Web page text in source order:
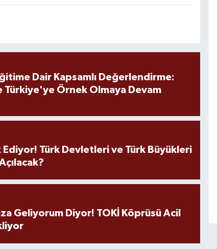
Dair Kapsamlı Değerlendirme:
Örnek Olmaya Devam
Ediyor! Türk Devletleri ve Türk Büyükleri
Geliyorum Diyor! TOKİ Köprüsü Acil